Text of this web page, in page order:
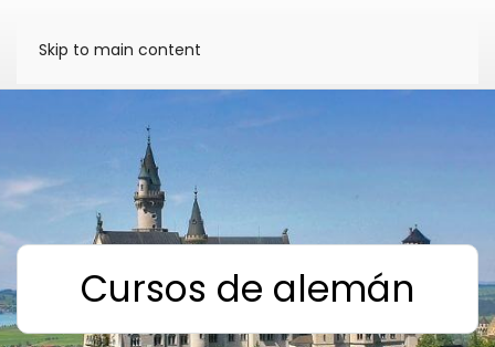
Skip to main content
Cursos de alemán